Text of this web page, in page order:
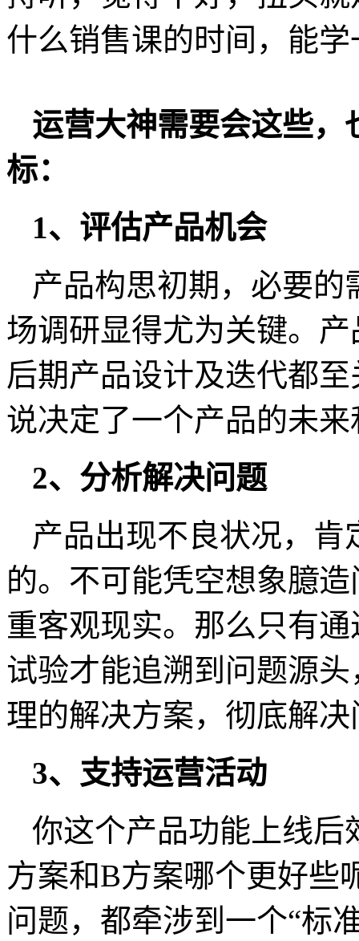
什么销售课的时间，能
运营大神需要会这些，
标：
1、评估产品机会
产品构思初期，必要的
场调研显得尤为关键。
后期产品设计及迭代都
说决定了一个产品的未
2、分析解决问题
产品出现不良状况，肯
的。不可能凭空想象臆
重客观现实。那么只有
试验才能追溯到问题源
理的解决方案，彻底解决
3、支持运营活动
你这个产品功能上线后
方案和B方案哪个更好些
问题，都牵涉到一个“标